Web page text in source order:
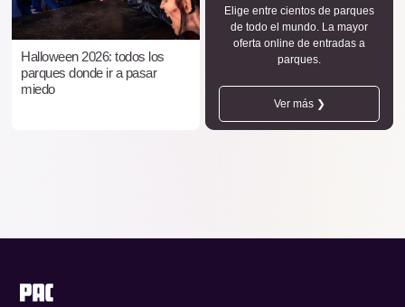
Halloween 2026: todos los
parques donde ir a pasar
miedo
Elige entre cientos de parques
de todo el mundo. La mayor
oferta online de entradas a
parques.
Ver más ❯